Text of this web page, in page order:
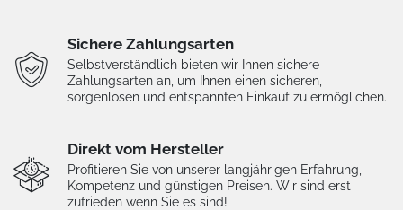
Sichere Zahlungsarten
Selbstverständlich bieten wir Ihnen sichere
Zahlungsarten an, um Ihnen einen sicheren,
sorgenlosen und entspannten Einkauf zu ermöglichen.
Direkt vom Hersteller
Profitieren Sie von unserer langjährigen Erfahrung,
Kompetenz und günstigen Preisen. Wir sind erst
zufrieden wenn Sie es sind!